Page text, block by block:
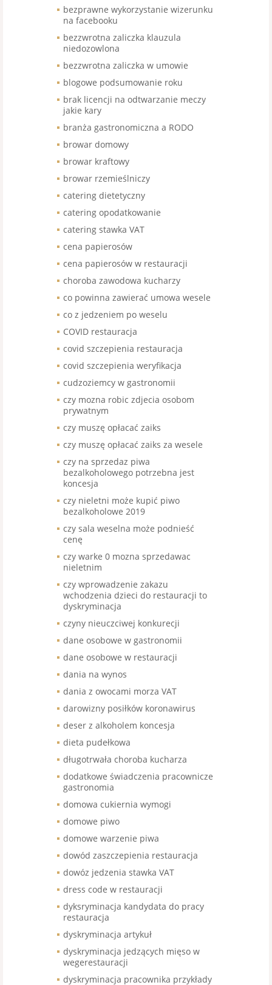
bezprawne wykorzystanie wizerunku
na facebooku
bezzwrotna zaliczka klauzula
niedozowlona
bezzwrotna zaliczka w umowie
blogowe podsumowanie roku
brak licencji na odtwarzanie meczy
jakie kary
branża gastronomiczna a RODO
browar domowy
browar kraftowy
browar rzemieślniczy
catering dietetyczny
catering opodatkowanie
catering stawka VAT
cena papierosów
cena papierosów w restauracji
choroba zawodowa kucharzy
co powinna zawierać umowa wesele
co z jedzeniem po weselu
COVID restauracja
covid szczepienia restauracja
covid szczepienia weryfikacja
cudzoziemcy w gastronomii
czy mozna robic zdjecia osobom
prywatnym
czy muszę opłacać zaiks
czy muszę opłacać zaiks za wesele
czy na sprzedaz piwa
bezalkoholowego potrzebna jest
koncesja
czy nieletni może kupić piwo
bezalkoholowe 2019
czy sala weselna może podnieść
cenę
czy warke 0 mozna sprzedawac
nieletnim
czy wprowadzenie zakazu
wchodzenia dzieci do restauracji to
dyskryminacja
czyny nieuczciwej konkurecji
dane osobowe w gastronomii
dane osobowe w restauracji
dania na wynos
dania z owocami morza VAT
darowizny posiłków koronawirus
deser z alkoholem koncesja
dieta pudełkowa
długotrwała choroba kucharza
dodatkowe świadczenia pracownicze
gastronomia
domowa cukiernia wymogi
domowe piwo
domowe warzenie piwa
dowód zaszczepienia restauracja
dowóz jedzenia stawka VAT
dress code w restauracji
dyksryminacja kandydata do pracy
restauracja
dyskryminacja artykuł
dyskryminacja jedzących mięso w
wegerestauracji
dyskryminacja pracownika przykłady